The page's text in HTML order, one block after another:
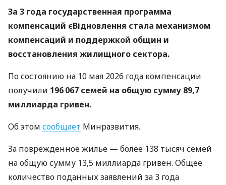
За 3 года государственная программа
компенсаций єВідновлення стала механизмом
компенсаций и поддержкой общин и
восстановления жилищного сектора.
По состоянию на 10 мая 2026 года компенсации
получили 196 067 семей на общую сумму 89,7
миллиарда гривен.
Об этом сообщает Минразвития.
За поврежденное жилье — более 138 тысяч семей
на общую сумму 13,5 миллиарда гривен. Общее
количество поданных заявлений за 3 года